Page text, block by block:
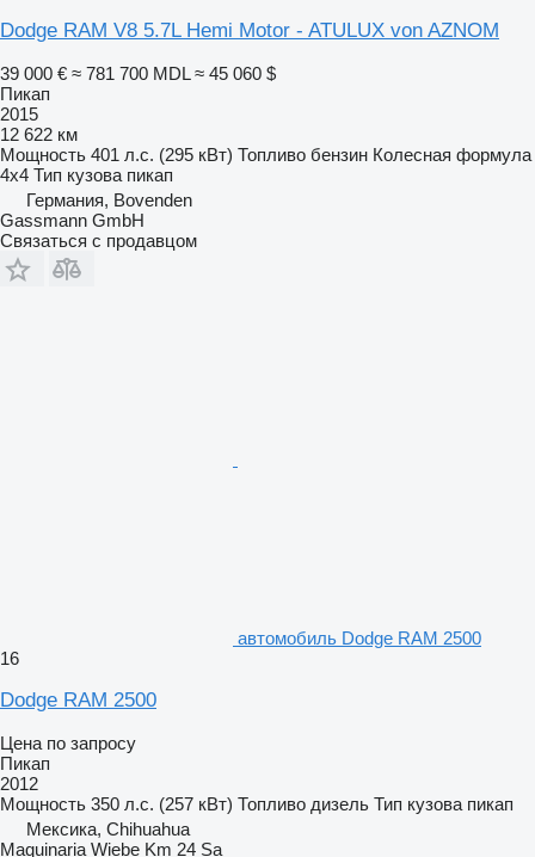
Dodge RAM V8 5.7L Hemi Motor - ATULUX von AZNOM
39 000 € ≈ 781 700 MDL ≈ 45 060 $
Пикап
2015
12 622 км
Мощность 401 л.с. (295 кВт) Топливо бензин Колесная формула
4x4 Тип кузова пикап
Германия, Bovenden
Gassmann GmbH
Связаться с продавцом
автомобиль Dodge RAM 2500
16
Dodge RAM 2500
Цена по запросу
Пикап
2012
Мощность 350 л.с. (257 кВт) Топливо дизель Тип кузова пикап
Мексика, Chihuahua
Maquinaria Wiebe Km 24 Sa